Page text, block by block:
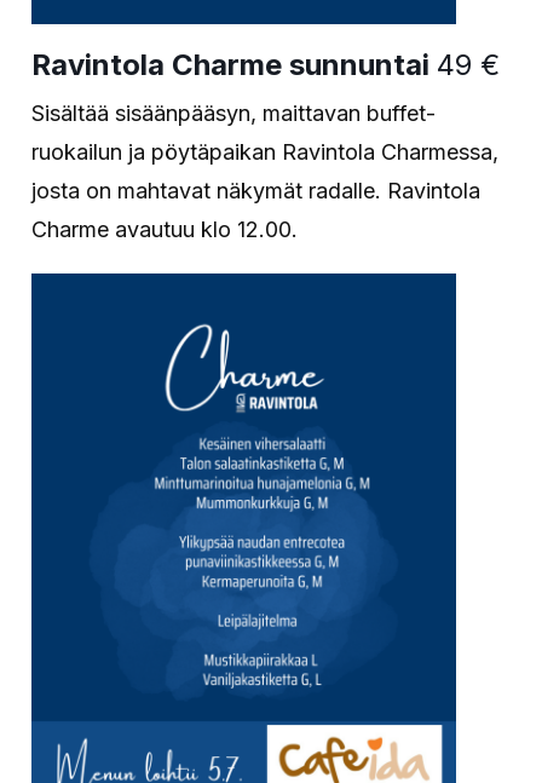
Ravintola Charme sunnuntai 49 €
Sisältää sisäänpääsyn, maittavan buffet-
ruokailun ja pöytäpaikan Ravintola Charmessa,
josta on mahtavat näkymät radalle. Ravintola
Charme avautuu klo 12.00.